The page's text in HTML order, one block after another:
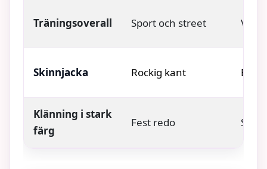
Träningsoverall Sport och street Vita
Skinnjacka Rockig kant
Klänning i stark
färg
Fest redo